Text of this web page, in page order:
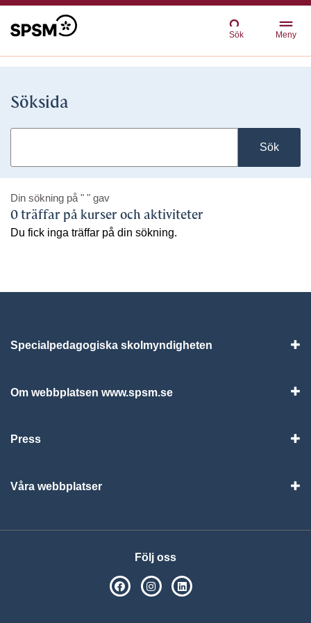
Sök Meny
Söksida
Sök
Din sökning på " " gav
0 träffar på kurser och aktiviteter
Du fick inga träffar på din sökning.
Specialpedagogiska skolmyndigheten
Om webbplatsen www.spsm.se
Press
Våra webbplatser
Följ oss
SPSM på Facebook
SPSM på Instagram